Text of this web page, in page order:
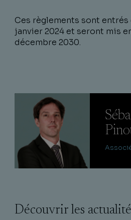
Ces règlements sont entrés
janvier 2024 et seront mis
décembre 2030.
Découvrir les